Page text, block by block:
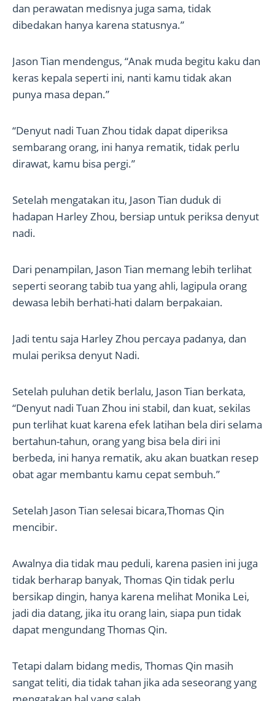
dan perawatan medisnya juga sama, tidak
dibedakan hanya karena statusnya.”
Jason Tian mendengus, “Anak muda begitu kaku dan
keras kepala seperti ini, nanti kamu tidak akan
punya masa depan.”
“Denyut nadi Tuan Zhou tidak dapat diperiksa
sembarang orang, ini hanya rematik, tidak perlu
dirawat, kamu bisa pergi.”
Setelah mengatakan itu, Jason Tian duduk di
hadapan Harley Zhou, bersiap untuk periksa denyut
nadi.
Dari penampilan, Jason Tian memang lebih terlihat
seperti seorang tabib tua yang ahli, lagipula orang
dewasa lebih berhati-hati dalam berpakaian.
Jadi tentu saja Harley Zhou percaya padanya, dan
mulai periksa denyut Nadi.
Setelah puluhan detik berlalu, Jason Tian berkata,
“Denyut nadi Tuan Zhou ini stabil, dan kuat, sekilas
pun terlihat kuat karena efek latihan bela diri selama
bertahun-tahun, orang yang bisa bela diri ini
berbeda, ini hanya rematik, aku akan buatkan resep
obat agar membantu kamu cepat sembuh.”
Setelah Jason Tian selesai bicara,Thomas Qin
mencibir.
Awalnya dia tidak mau peduli, karena pasien ini juga
tidak berharap banyak, Thomas Qin tidak perlu
bersikap dingin, hanya karena melihat Monika Lei,
jadi dia datang, jika itu orang lain, siapa pun tidak
dapat mengundang Thomas Qin.
Tetapi dalam bidang medis, Thomas Qin masih
sangat teliti, dia tidak tahan jika ada seseorang yang